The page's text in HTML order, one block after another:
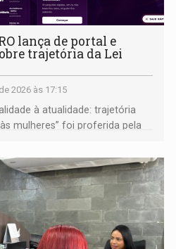
lança de portal e
trajetória da Lei
2026 às 17:15
à atualidade: trajetória
mulheres” foi proferida pela